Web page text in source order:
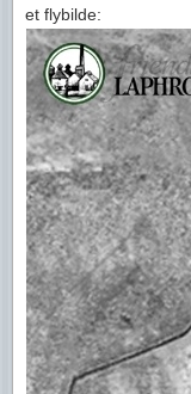
et flybilde: